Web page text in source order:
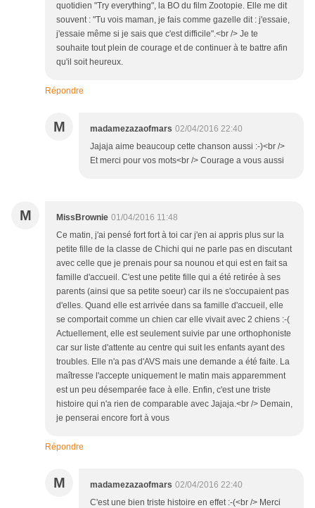
quotidien "Try everything", la BO du film Zootopie. Elle me dit
souvent : "Tu vois maman, je fais comme gazelle dit : j'essaie,
j'essaie même si je sais que c'est difficile".<br /> Je te
souhaite tout plein de courage et de continuer à te battre afin
qu'il soit heureux.
Répondre
M madamezazaofmars 02/04/2016 22:40
Jajaja aime beaucoup cette chanson aussi :-)<br />
Et merci pour vos mots<br /> Courage a vous aussi
M MissBrownie 01/04/2016 11:48
Ce matin, j'ai pensé fort fort à toi car j'en ai appris plus sur la
petite fille de la classe de Chichi qui ne parle pas en discutant
avec celle que je prenais pour sa nounou et qui est en fait sa
famille d'accueil. C'est une petite fille qui a été retirée à ses
parents (ainsi que sa petite soeur) car ils ne s'occupaient pas
d'elles. Quand elle est arrivée dans sa famille d'accueil, elle
se comportait comme un chien car elle vivait avec 2 chiens :-(
Actuellement, elle est seulement suivie par une orthophoniste
car sur liste d'attente au centre qui suit les enfants ayant des
troubles. Elle n'a pas d'AVS mais une demande a été faite. La
maîtresse l'accepte uniquement le matin mais apparemment
est un peu désemparée face à elle. Enfin, c'est une triste
histoire qui n'a rien de comparable avec Jajaja.<br /> Demain,
je penserai encore fort à vous
Répondre
M madamezazaofmars 02/04/2016 22:40
C'est une bien triste histoire en effet :-(<br /> Merci